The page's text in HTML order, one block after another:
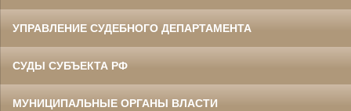
УПРАВЛЕНИЕ СУДЕБНОГО ДЕПАРТАМЕНТА
СУДЫ СУБЪЕКТА РФ
МУНИЦИПАЛЬНЫЕ ОРГАНЫ ВЛАСТИ